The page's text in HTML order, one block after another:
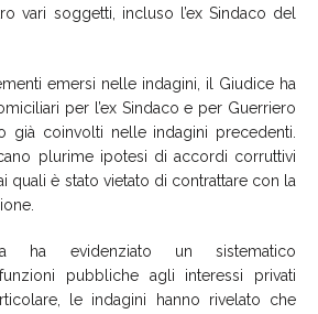
vari soggetti, incluso l’ex Sindaco del
emersi nelle indagini, il Giudice ha
per l’ex Sindaco e per Guerriero
già coinvolti nelle indagini precedenti.
plurime ipotesi di accordi corruttivi
quali è stato vietato di contrattare con la
ha evidenziato un sistematico
pubbliche agli interessi privati
le indagini hanno rivelato che